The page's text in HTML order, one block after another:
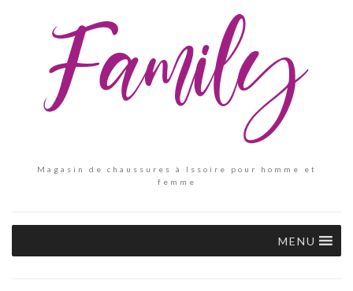
Family
Magasin de chaussures à Issoire pour homme et
femme
MENU